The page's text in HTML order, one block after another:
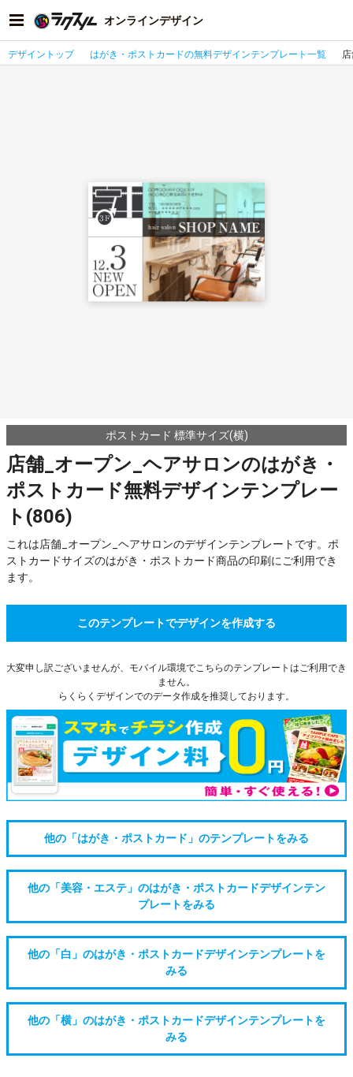
オンラインデザイン
デザイントップ はがき・ポストカードの無料デザインテンプレート一覧
ポストカード 標準サイズ(横)
店舗_オープン_ヘアサロンのはがき・
ポストカード無料デザインテンプレー
ト(806)
これは店舗_オープン_ヘアサロンのデザインテンプレートです。ポ
ストカードサイズのはがき・ポストカード商品の印刷にご利用でき
ます。
このテンプレートでデザインを作成する
大変申し訳ございませんが、モバイル環境でこちらのテンプレートはご利用でき
ません。
らくらくデザインでのデータ作成を推奨しております。
他の「はがき・ポストカード」のテンプレートをみる
他の「美容・エステ」のはがき・ポストカードデザインテン
プレートをみる
他の「白」のはがき・ポストカードデザインテンプレートを
みる
他の「横」のはがき・ポストカードデザインテンプレートを
みる